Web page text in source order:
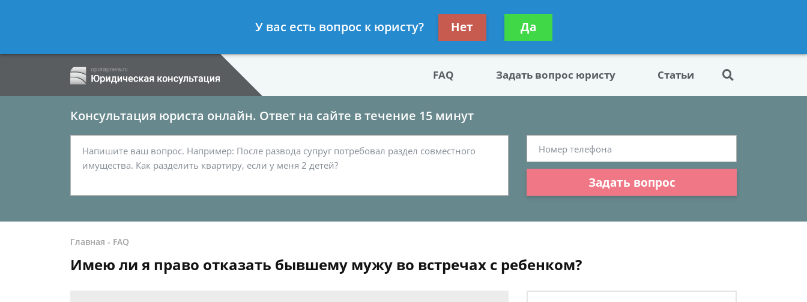
- Семейный юрист, адвокат по разводу
Получите консультацию
бесплатно
FAQ Задать вопрос юристу Статьи
Консультация юриста онлайн. Ответ на сайте в течение 15 минут
Задать вопрос
Главная - FAQ
Имею ли я право отказать бывшему мужу во встречах с ребенком?
У вас есть вопрос к юристу? Нет Да